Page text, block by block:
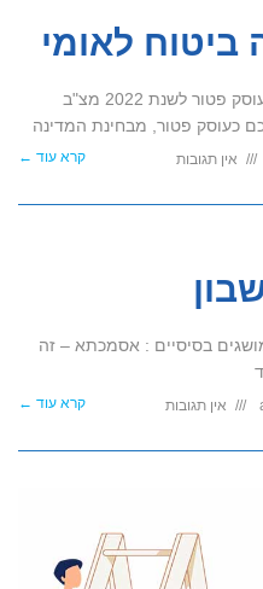
לאומי
הנדון: נקודות חשובות שיש לשים לב עוסק פטור לשנת 2022 מצ"ב
כעוסק פטור, מבחינת המדינה
אין תגובות קרא עוד ←
בסיסיים : אסמכתא – זה
אין תגובות קרא עוד ←